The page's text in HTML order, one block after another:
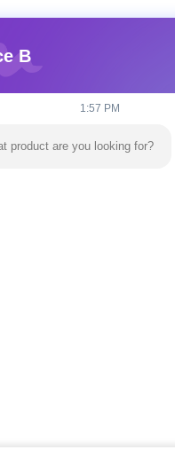
B
1:57 PM
product are you looking for?